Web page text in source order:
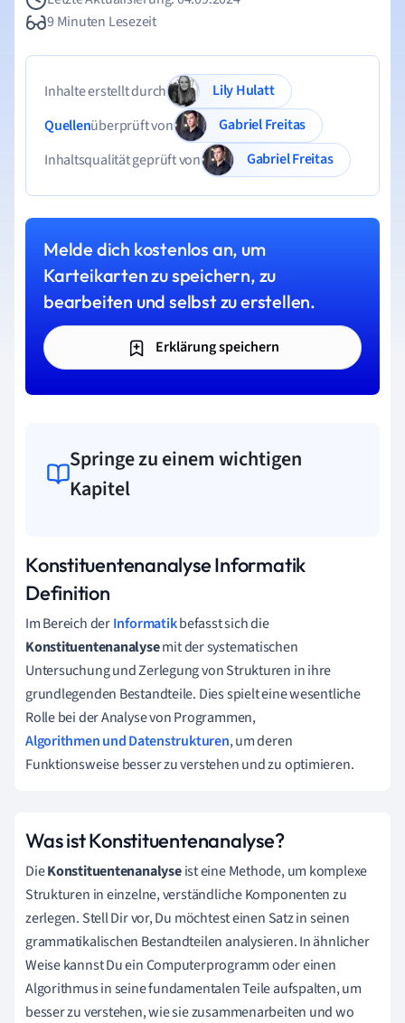
9 Minuten Lesezeit
Inhalte erstellt durch
Lily Hulatt
Quellenüberprüft von
Gabriel Freitas
Inhaltsqualität geprüft von
Gabriel Freitas
Melde dich kostenlos an, um
Karteikarten zu speichern, zu
bearbeiten und selbst zu erstellen.
Erklärung speichern
Springe zu einem wichtigen
Kapitel
Konstituentenanalyse Informatik
Definition
Im Bereich derInformatikbefasst sich die
Konstituentenanalysemit der systematischen
Untersuchung und Zerlegung von Strukturen in ihre
grundlegenden Bestandteile. Dies spielt eine wesentliche
Rolle bei der Analyse von Programmen,
Algorithmen und Datenstrukturen, um deren
Funktionsweise besser zu verstehen und zu optimieren.
Was ist Konstituentenanalyse?
DieKonstituentenanalyseist eine Methode, um komplexe
Strukturen in einzelne, verständliche Komponenten zu
zerlegen. Stell Dir vor, Du möchtest einen Satz in seinen
grammatikalischen Bestandteilen analysieren. In ähnlicher
Weise kannst Du ein Computerprogramm oder einen
Algorithmus in seine fundamentalen Teile aufspalten, um
besser zu verstehen, wie sie zusammenarbeiten und wo